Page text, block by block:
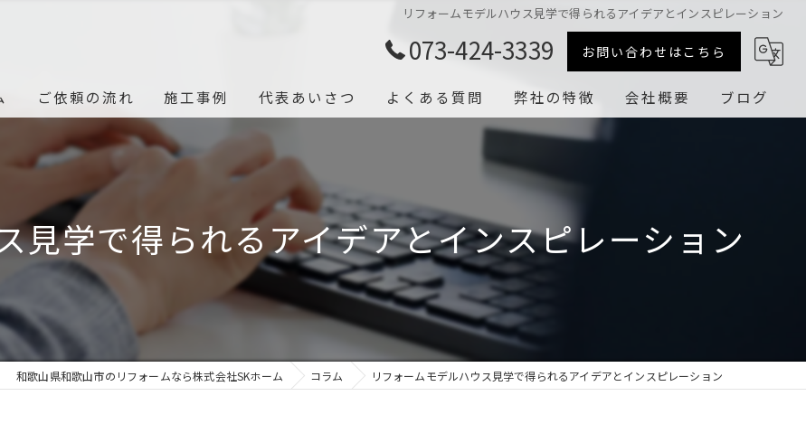
リフォームモデルハウス見学で得られるアイデアとインスピレーション
073-424-3339 お問い合わせはこちら
ご依頼の流れ 施工事例 代表あいさつ よくある質問 弊社の特徴
トイレ
岩出市のリフォーム
海南市のリフォーム
会社概要 ブログ
見学で得られるアイデアとインスピレーション
和歌山県和歌山市のリフォームなら株式会社SKホーム コラム リフォームモデルハウス見学で得られるアイデアとインスピレーション